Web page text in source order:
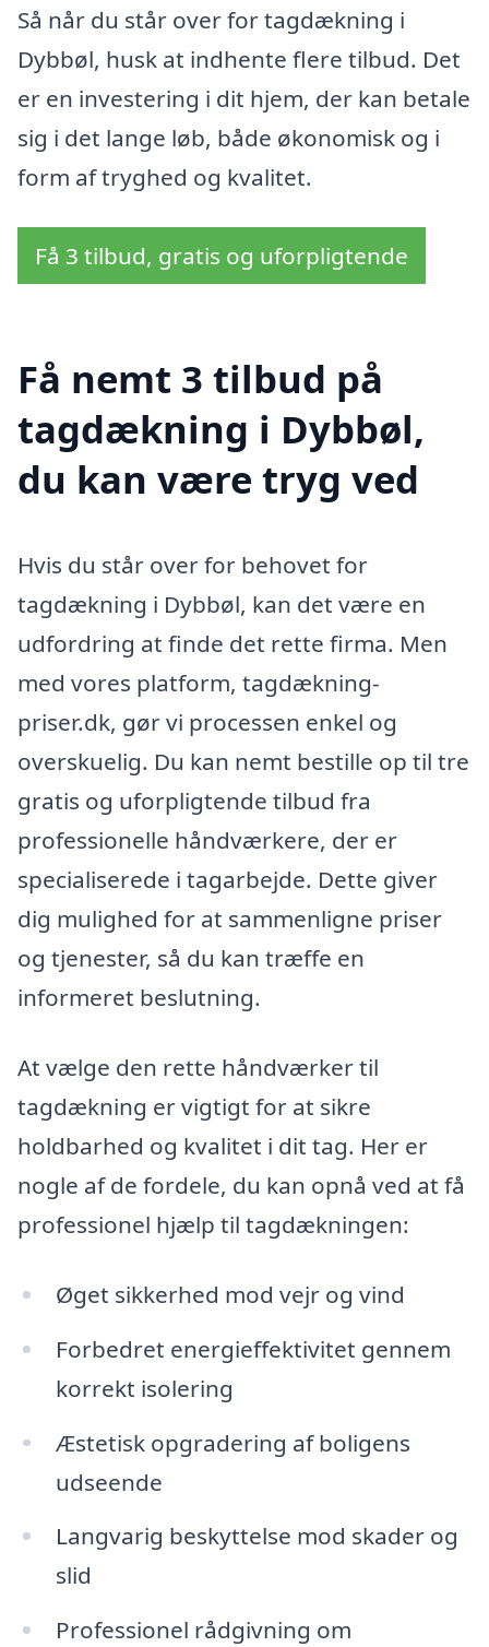
Så når du står over for tagdækning i
Dybbøl, husk at indhente flere tilbud. Det
er en investering i dit hjem, der kan betale
sig i det lange løb, både økonomisk og i
form af tryghed og kvalitet.
Få 3 tilbud, gratis og uforpligtende
Få nemt 3 tilbud på
tagdækning i Dybbøl,
du kan være tryg ved
Hvis du står over for behovet for
tagdækning i Dybbøl, kan det være en
udfordring at finde det rette firma. Men
med vores platform, tagdækning-
priser.dk, gør vi processen enkel og
overskuelig. Du kan nemt bestille op til tre
gratis og uforpligtende tilbud fra
professionelle håndværkere, der er
specialiserede i tagarbejde. Dette giver
dig mulighed for at sammenligne priser
og tjenester, så du kan træffe en
informeret beslutning.
At vælge den rette håndværker til
tagdækning er vigtigt for at sikre
holdbarhed og kvalitet i dit tag. Her er
nogle af de fordele, du kan opnå ved at få
professionel hjælp til tagdækningen:
Øget sikkerhed mod vejr og vind
Forbedret energieffektivitet gennem
korrekt isolering
Æstetisk opgradering af boligens
udseende
Langvarig beskyttelse mod skader og
slid
Professionel rådgivning om